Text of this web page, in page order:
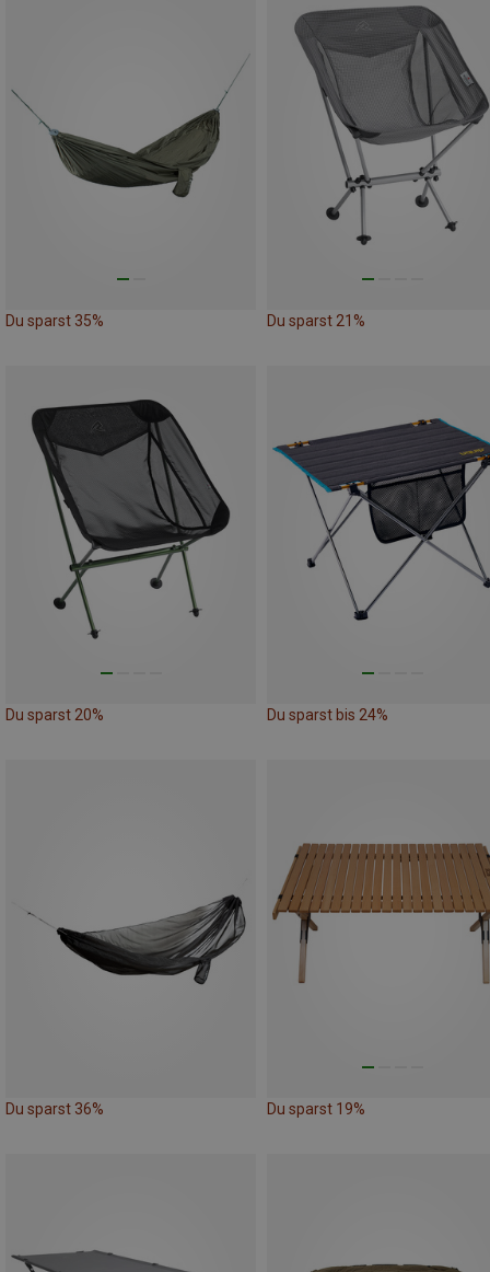
Du sparst 35% Du sparst 21%
Du sparst 20% Du sparst bis 24%
Du sparst 36% Du sparst 19%